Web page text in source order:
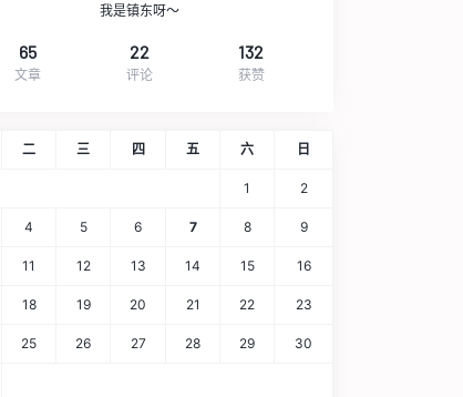
我是镇东呀～
65
文章
22
评论
132
获赞
二 三 四 五 六 日
1 2
4 5 6 7 8 9
11 12 13 14 15 16
18 19 20 21 22 23
25 26 27 28 29 30